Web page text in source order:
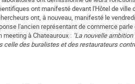
ont manifesté devant l'Hôtel de ville
ont, à nouveau, manifesté le
l'ancien représentant de commerce parle
à Chateauroux : "La nouvelle
celle des buralistes et des restaurateurs